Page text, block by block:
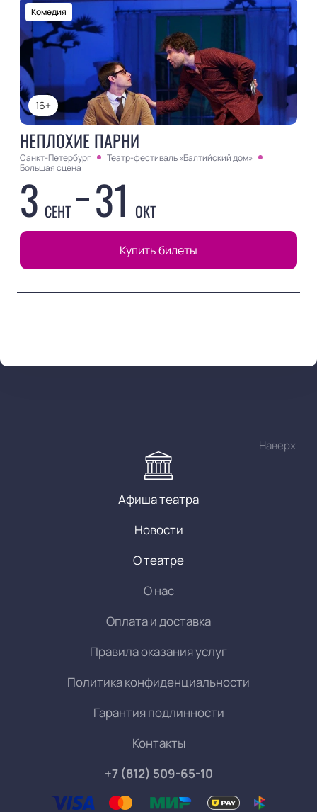
16+
Комедия
НЕПЛОХИЕ ПАРНИ
Санкт-Петербург
Театр-фестиваль «Балтийский дом»
Большая сцена
3 СЕНТ 31 ОКТ
Купить билеты
Наверх
Афиша театра
Новости
О театре
О нас
Оплата и доставка
Правила оказания услуг
Политика конфиденциальности
Гарантия подлинности
Контакты
+7 (812) 509-65-10